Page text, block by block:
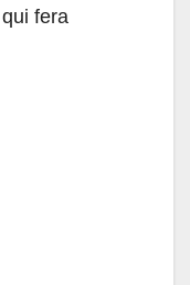
fera